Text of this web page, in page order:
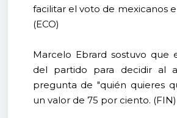
facilitar el voto de mexicanos
(ECO)
Marcelo Ebrard sostuvo que
del partido para decidir al
pregunta de "quién quieres
un valor de 75 por ciento. (FIN)